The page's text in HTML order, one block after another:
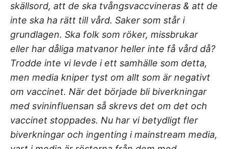
skällsord, att de ska tvångsvaccvineras & att de
inte ska ha rätt till vård. Saker som står i
grundlagen. Ska folk som röker, missbrukar
eller har dåliga matvanor heller inte få vård då?
Trodde inte vi levde i ett samhälle som detta,
men media kniper tyst om allt som är negativt
om vaccinet. När det började bli biverkningar
med svininfluensan så skrevs det om det och
vaccinet stoppades. Nu har vi betydligt fler
biverkningar och ingenting i mainstream media,